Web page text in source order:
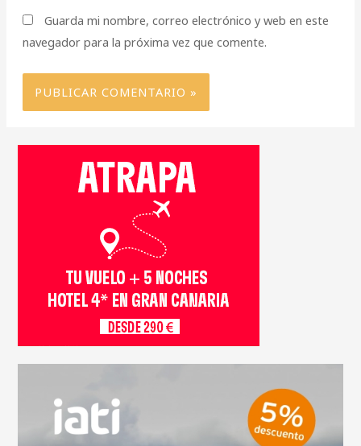
Guarda mi nombre, correo electrónico y web en este
navegador para la próxima vez que comente.